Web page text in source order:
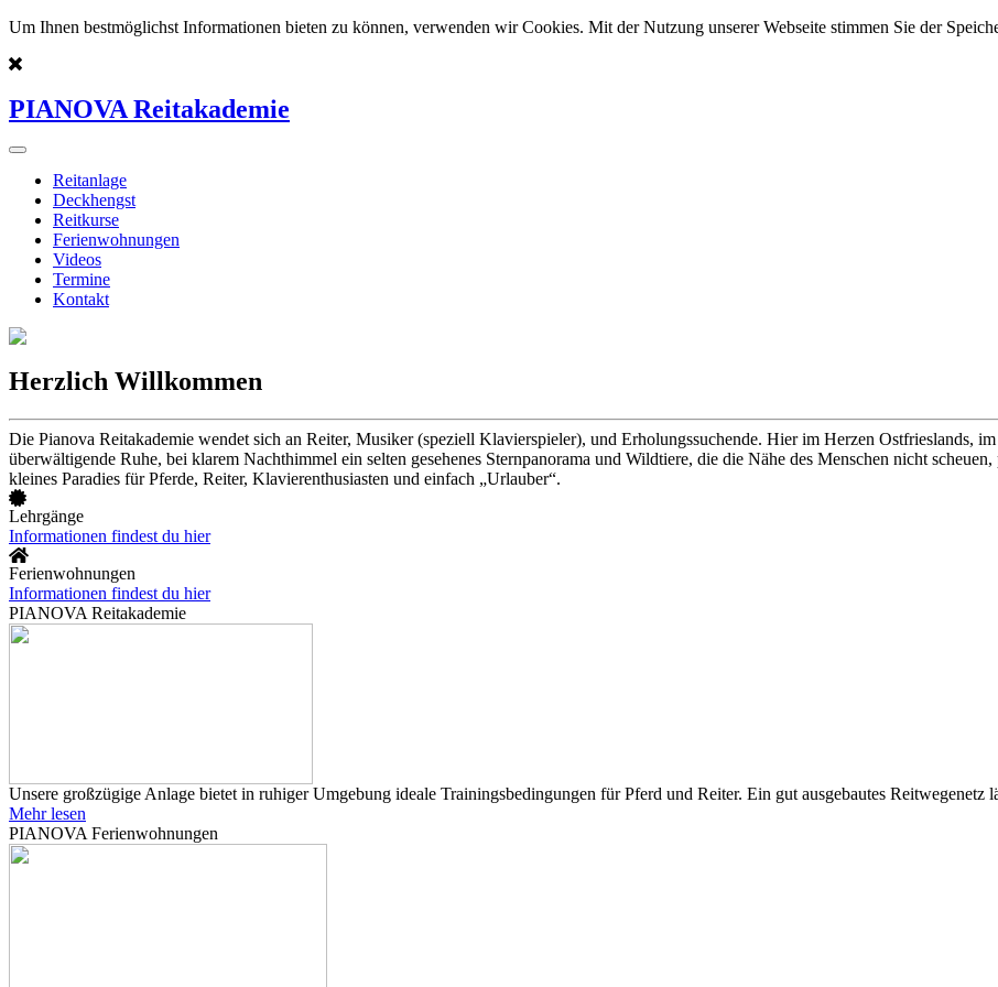
Um Ihnen bestmöglichst Informationen bieten zu können, verwenden wir Cookies. Mit der Nutzung unserer Webseite stimmen Sie der
PIANOVA Reitakademie
Reitanlage
Deckhengst
Reitkurse
Ferienwohnungen
Videos
Termine
Kontakt
Herzlich Willkommen
Die Pianova Reitakademie wendet sich an Reiter, Musiker (speziell Klavierspieler), und Erholungssuchende. Hier im Herzen Ostfrieslands,
überwältigende Ruhe, bei klarem Nachthimmel ein selten gesehenes Sternpanorama und Wildtiere, die die Nähe des Menschen nicht
kleines Paradies für Pferde, Reiter, Klavierenthusiasten und einfach „Urlauber“.
Lehrgänge
Informationen findest du hier
Ferienwohnungen
Informationen findest du hier
PIANOVA Reitakademie
Unsere großzügige Anlage bietet in ruhiger Umgebung ideale Trainingsbedingungen für Pferd und Reiter. Ein gut ausgebautes Reitwegenetz
Mehr lesen
PIANOVA Ferienwohnungen